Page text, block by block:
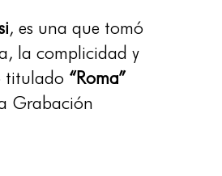
, es una que tomó
la complicidad y
titulado “Roma”
Grabación